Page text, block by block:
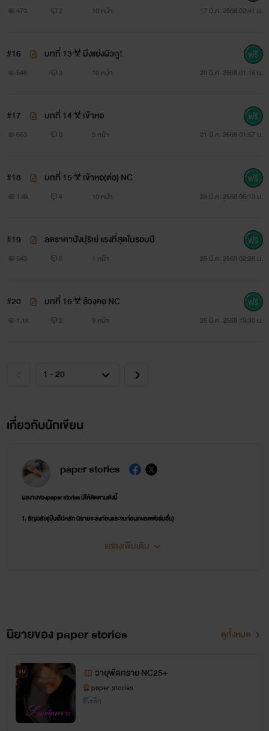
473 2 10 หน้า 17 มี.ค. 2568 02:41 น.
#16 บทที่ 13☣มึงแย่งผัวกู!
546 3 10 หน้า 20 มี.ค. 2568 01:16 น.
#17 บทที่ 14☣เข้าหอ
663 3 9 หน้า 21 มี.ค. 2568 01:57 น.
#18 บทที่ 15☣เข้าหอ(ต่อ) NC
1.4k 4 10 หน้า 23 มี.ค. 2568 05:13 น.
#19 ลดราคาปังปุริเย่ แรงที่สุดในรอบปี
543 0 1 หน้า 25 มี.ค. 2568 02:26 น.
#20 บทที่ 16☣ล้วงคอ NC
1.1k 2 9 หน้า 25 มี.ค. 2568 13:30 น.
เกี่ยวกับนักเขียน
paper stories
ผลงานของpaper stories มีให้ติดตามดังนี้
1. ธัญวลัย(เป็นเว็ปหลัก นิยายจะลงก่อนและจบก่อนแพลตฟอร์มอื่น)
2. รีดอะไรท์(เป็นเว็ปที่ลงเพื่อแนะนำนิยาย และให้อ่านห้าตอนแรกฟรี ทำให้ง่ายต่อการตัดสินใจกดอีบุ๊ก
tiktok : rainbowstories
Facebook : https://www.facebook.com/paper.stories.2024
แสดงเพิ่มเติม
นิยายของ paper stories ดูทั้งหมด
จบ วายุพัดทราย NC25+
paper stories
อีโรติก